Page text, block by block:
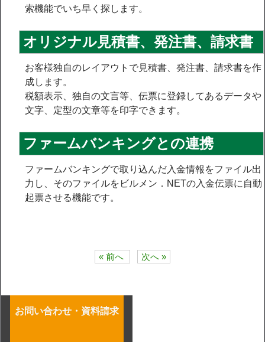
索機能でいち早く探します。
オリジナル見積書、発注書、請求書
お客様独自のレイアウトで見積書、発注書、請求書を作
成します。
税額表示、独自の文言等、伝票に登録してあるデータや
文字、定型の文章等を印字できます。
ファームバンキングとの連携
ファームバンキングで取り込んだ入金情報をファイル出
力し、そのファイルをビルメン．NETの入金伝票に自動
起票させる機能です。
« 前へ 次へ »
お問い合わせ・資料請求